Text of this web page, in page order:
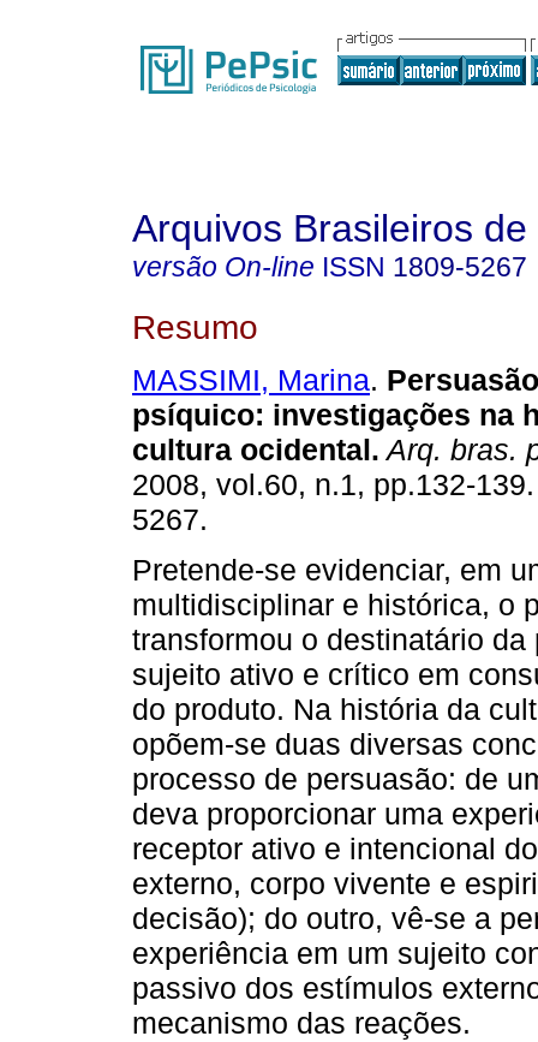
Arquivos Brasileiros
versão On-line ISSN 1809-5267
Resumo
MASSIMI, Marina.
psíquico: investigações na
cultura ocidental. Arq. bras.
2008, vol.60, n.1, pp.132-
5267.
Pretende-se evidenciar, em
multidisciplinar e histórica, o
transformou o destinatário da
sujeito ativo e crítico em
do produto. Na história da
opõem-se duas diversas
processo de persuasão: de
deva proporcionar uma
receptor ativo e intencional
externo, corpo vivente e
decisão); do outro, vê-se a
experiência em um sujeito
passivo dos estímulos
mecanismo das reações.